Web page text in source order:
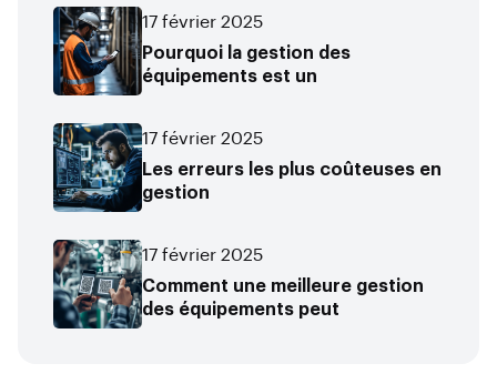
17 février 2025
Pourquoi la gestion des
équipements est un
17 février 2025
Les erreurs les plus coûteuses en
gestion
17 février 2025
Comment une meilleure gestion
des équipements peut